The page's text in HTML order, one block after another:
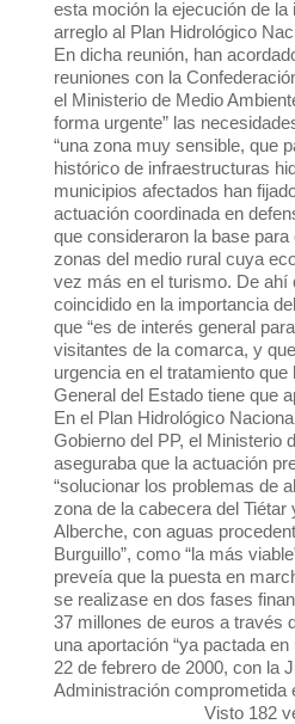
esta moción la ejecución de la
arreglo al Plan Hidrológico
En dicha reunión, han
reuniones con la
el Ministerio de Medio
forma urgente” las
“una zona muy sensible, que
histórico de infraestructuras
municipios afectados han
actuación coordinada en
que consideraron la base
zonas del medio rural cuya
vez más en el turismo. De ahí
coincidido en la importancia
que “es de interés general
visitantes de la comarca, y
urgencia en el tratamiento que
General del Estado tiene que
En el Plan Hidrológico
Gobierno del PP, el Ministerio
aseguraba que la actuación
“solucionar los problemas de
zona de la cabecera del
Alberche, con aguas
Burguillo”, como “la más
preveía que la puesta en
se realizase en dos fases
37 millones de euros a través
una aportación “ya pactada
22 de febrero de 2000, con la
Administración comprometida
Visto 182